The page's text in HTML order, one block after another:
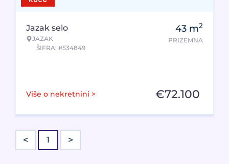
Jazak selo
JAZAK
ŠIFRA: #534849
43 m2
PRIZEMNA
Više o nekretnini > €72.100
< 1 >